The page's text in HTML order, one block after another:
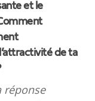
et le
de ta
réponse